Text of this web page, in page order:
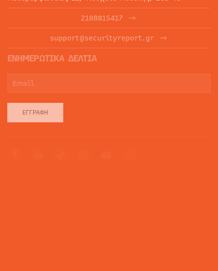
2108815417
support@securityreport.gr
ΕΝΗΜΕΡΩΤΙΚΑ ΔΕΛΤΙΑ
ΕΓΓΡΑΦΉ